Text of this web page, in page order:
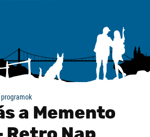
a Memento